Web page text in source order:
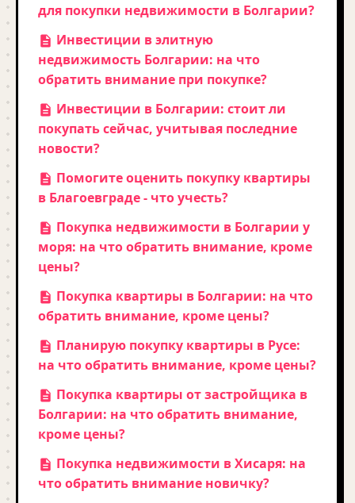
для покупки недвижимости в Болгарии?
Инвестиции в элитную
недвижимость Болгарии: на что
обратить внимание при покупке?
Инвестиции в Болгарии: стоит ли
покупать сейчас, учитывая последние
новости?
Помогите оценить покупку квартиры
в Благоевграде - что учесть?
Покупка недвижимости в Болгарии у
моря: на что обратить внимание, кроме
цены?
Покупка квартиры в Болгарии: на что
обратить внимание, кроме цены?
Планирую покупку квартиры в Русе:
на что обратить внимание, кроме цены?
Покупка квартиры от застройщика в
Болгарии: на что обратить внимание,
кроме цены?
Покупка недвижимости в Хисаря: на
что обратить внимание новичку?